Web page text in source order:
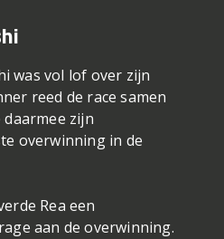
was vol lof over zijn
reed de race samen
zijn
overwinning in de
Rea een
aan de overwinning.